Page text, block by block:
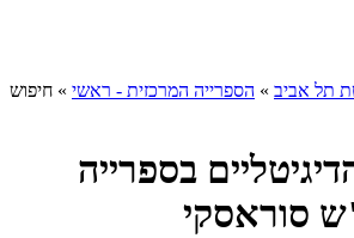
תל אביב » הספרייה המרכזית - ראשי » חיפוש
בספרייה
סוראסקי